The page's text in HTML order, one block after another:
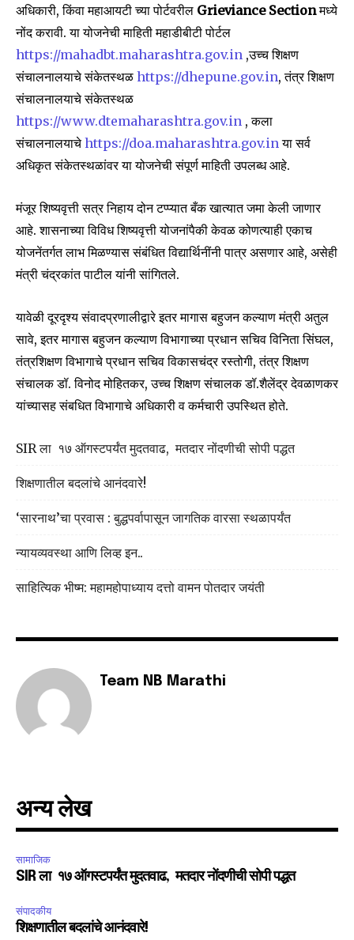
अधिकारी, किंवा महाआयटी च्या पोर्टवरील Grieviance Sectionमध्ये
नोंद करावी. या योजनेची माहिती महाडीबीटी पोर्टल
https://mahadbt.maharashtra.gov.in ,उच्च शिक्षण
संचालनालयाचे संकेतस्थळ https://dhepune.gov.in, तंत्र शिक्षण
संचालनालयाचे संकेतस्थळ
https://www.dtemaharashtra.gov.in , कला
संचालनालयाचे https://doa.maharashtra.gov.inया सर्व
अधिकृत संकेतस्थळांवर या योजनेची संपूर्ण माहिती उपलब्ध आहे.
मंजूर शिष्यवृत्ती सत्र निहाय दोन टप्प्यात बँक खात्यात जमा केली जाणार
आहे. शासनाच्या विविध शिष्यवृत्ती योजनांपैकी केवळ कोणत्याही एकाच
योजनेंतर्गत लाभ मिळण्यास संबंधित विद्यार्थिनींनी पात्र असणार आहे, असेही
मंत्री चंद्रकांत पाटील यांनी सांगितले.
यावेळी दूरदृश्य संवादप्रणालीद्वारे इतर मागास बहुजन कल्याण मंत्री अतुल
सावे, इतर मागास बहुजन कल्याण विभागाच्या प्रधान सचिव विनिता सिंघल,
तंत्रशिक्षण विभागाचे प्रधान सचिव विकासचंद्र रस्तोगी, तंत्र शिक्षण
संचालक डॉ. विनोद मोहितकर, उच्च शिक्षण संचालक डॉ.शैलेंद्र देवळाणकर
यांच्यासह संबधित विभागाचे अधिकारी व कर्मचारी उपस्थित होते.
SIR ला १७ ऑगस्टपर्यंत मुदतवाढ, मतदार नोंदणीची सोपी पद्धत
शिक्षणातील बदलांचे आनंदवारे!
‘सारनाथ’चा प्रवास : बुद्धपर्वापासून जागतिक वारसा स्थळापर्यंत
न्यायव्यवस्था आणि लिव्ह इन..
साहित्यिक भीष्म: महामहोपाध्याय दत्तो वामन पोतदार जयंती
Team NB Marathi
अन्य लेख
सामाजिक
SIR ला १७ ऑगस्टपर्यंत मुदतवाढ, मतदार नोंदणीची सोपी पद्धत
संपादकीय
शिक्षणातील बदलांचे आनंदवारे!